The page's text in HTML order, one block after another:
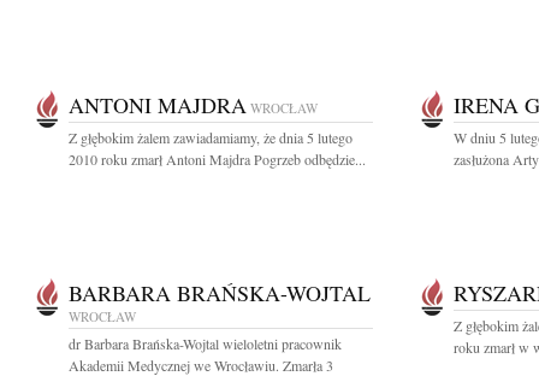
ANTONI MAJDRA WROCŁAW
Z głębokim żalem zawiadamiamy, że dnia 5 lutego
2010 roku zmarł Antoni Majdra Pogrzeb odbędzie...
IRENA
W dniu 5
zasłużona
BARBARA BRAŃSKA-WOJTAL
WROCŁAW
dr Barbara Brańska-Wojtal wieloletni pracownik
Akademii Medycznej we Wrocławiu. Zmarła 3
Z głębokim
roku zmarł w